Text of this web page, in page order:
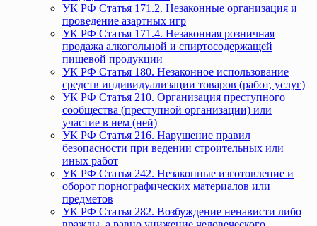
УК РФ Статья 171.2. Незаконные организация и
проведение азартных игр
УК РФ Статья 171.4. Незаконная розничная
продажа алкогольной и спиртосодержащей
пищевой продукции
УК РФ Статья 180. Незаконное использование
средств индивидуализации товаров (работ, услуг)
УК РФ Статья 210. Организация преступного
сообщества (преступной организации) или
участие в нем (ней)
УК РФ Статья 216. Нарушение правил
безопасности при ведении строительных или
иных работ
УК РФ Статья 242. Незаконные изготовление и
оборот порнографических материалов или
предметов
УК РФ Статья 282. Возбуждение ненависти либо